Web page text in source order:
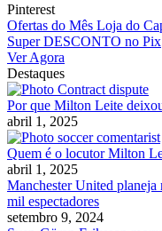
Pinterest
Ofertas do Mês Loja do
Super DESCONTO no Pix
Ver Agora
Destaques
Por que Milton Leite
abril 1, 2025
Quem é o locutor Milton
abril 1, 2025
Manchester United planeja
mil espectadores
setembro 9, 2024